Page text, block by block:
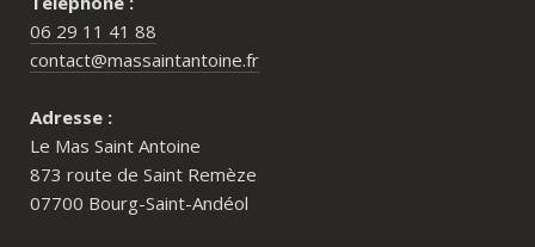
06 29 11 41 88
contact@massaintantoine.fr
Adresse :
Le Mas Saint Antoine
873 route de Saint Remèze
07700 Bourg-Saint-Andéol